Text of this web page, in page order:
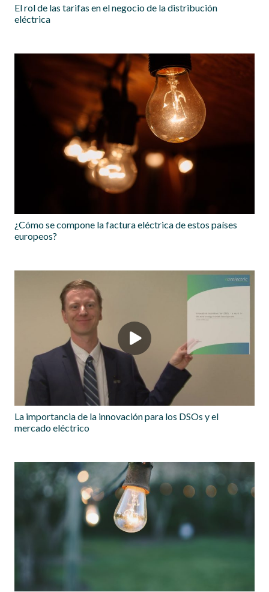
El rol de las tarifas en el negocio de la distribución
eléctrica
¿Cómo se compone la factura eléctrica de estos países
europeos?
La importancia de la innovación para los DSOs y el
mercado eléctrico